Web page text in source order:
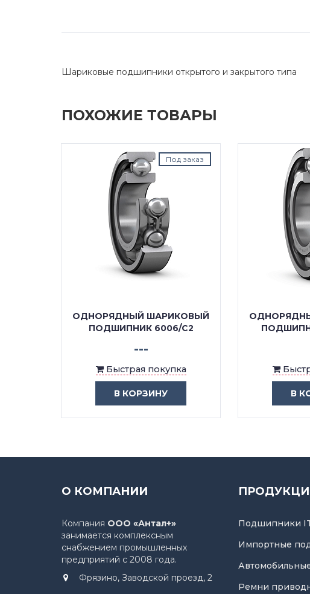
Шариковые подшипники открытого и закрытого типа
ПОХОЖИЕ ТОВАРЫ
Под заказ
ОДНОРЯДНЫЙ ШАРИКОВЫЙ
ПОДШИПНИК 6006/C2
---
Быстрая покупка
В КОРЗИНУ В
О КОМПАНИИ
Компания ООО «Антал+»
занимается комплексным
снабжением промышленных
предприятий с 2008 года.
Фрязино, Заводской проезд, 2
Подшипники
Импортные
Ремни